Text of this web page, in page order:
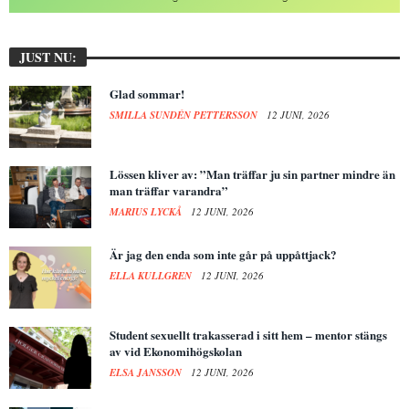
JUST NU:
Glad sommar!
SMILLA SUNDÉN PETTERSSON 12 JUNI, 2026
Lössen kliver av: ”Man träffar ju sin partner mindre än
man träffar varandra”
MARIUS LYCKÅ 12 JUNI, 2026
Är jag den enda som inte går på uppåttjack?
ELLA KULLGREN 12 JUNI, 2026
Student sexuellt trakasserad i sitt hem – mentor stängs
av vid Ekonomihögskolan
ELSA JANSSON 12 JUNI, 2026